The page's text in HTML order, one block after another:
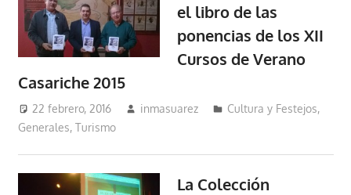
el libro de las
ponencias de los XII
Cursos de Verano
Casariche 2015
22 febrero, 2016 inmasuarez Cultura y Festejos,
Generales, Turismo
La Colección